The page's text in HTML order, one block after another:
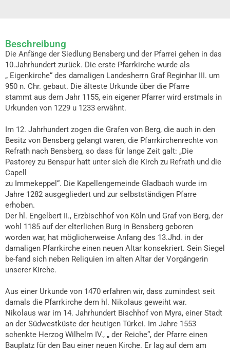
Beschreibung
Die Anfänge der Siedlung Bensberg und der Pfarrei gehen in das
10.Jahrhundert zurück. Die erste Pfarrkirche wurde als
„ Eigenkirche“ des damaligen Landesherrn Graf Reginhar III. um
950 n. Chr. gebaut. Die älteste Urkunde über die Pfarre
stammt aus dem Jahr 1155, ein eigener Pfarrer wird erstmals in
Urkunden von 1229 u 1233 erwähnt.
Im 12. Jahrhundert zogen die Grafen von Berg, die auch in den
Besitz von Bensberg gelangt waren, die Pfarrkirchenrechte von
Refrath nach Bensberg, so dass für lange Zeit galt: „Die
Pastorey zu Benspur hatt unter sich die Kirch zu Refrath und die
Capell
zu Immekeppel“. Die Kapellengemeinde Gladbach wurde im
Jahre 1282 ausgegliedert und zur selbstständigen Pfarre
erhoben.
Der hl. Engelbert II., Erzbischhof von Köln und Graf von Berg, der
wohl 1185 auf der elterlichen Burg in Bensberg geboren
worden war, hat möglicherweise Anfang des 13.Jhd. in der
damaligen Pfarrkirche einen neuen Altar konsekriert. Sein Siegel
be-fand sich neben Reliquien im alten Altar der Vorgängerin
unserer Kirche.
Aus einer Urkunde von 1470 erfahren wir, dass zumindest seit
damals die Pfarrkirche dem hl. Nikolaus geweiht war.
Nikolaus war im 14. Jahrhundert Bischhof von Myra, einer Stadt
an der Südwestküste der heutigen Türkei. Im Jahre 1553
schenkte Herzog Wilhelm IV., „ der Reiche“, der Pfarre einen
Bauplatz für den Bau einer neuen Kirche. Er lag auf dem am